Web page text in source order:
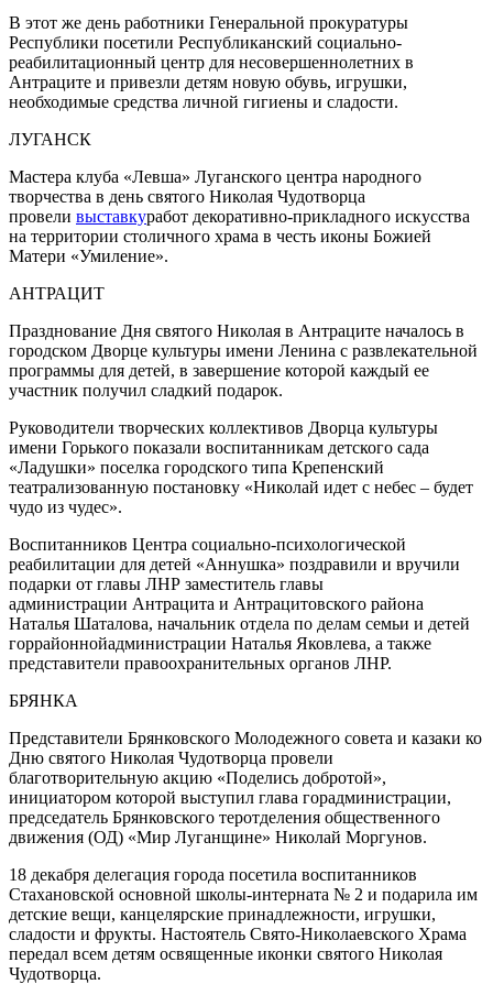
В этот же день работники Генеральной прокуратуры
Республики посетили Республиканский социально-
реабилитационный центр для несовершеннолетних в
Антраците и привезли детям новую обувь, игрушки,
необходимые средства личной гигиены и сладости.
ЛУГАНСК
Мастера клуба «Левша» Луганского центра народного
творчества в день святого Николая Чудотворца
провели выставкуработ декоративно-прикладного искусства
на территории столичного храма в честь иконы Божией
Матери «Умиление».
АНТРАЦИТ
Празднование Дня святого Николая в Антраците началось в
городском Дворце культуры имени Ленина с развлекательной
программы для детей, в завершение которой каждый ее
участник получил сладкий подарок.
Руководители творческих коллективов Дворца культуры
имени Горького показали воспитанникам детского сада
«Ладушки» поселка городского типа Крепенский
театрализованную постановку «Николай идет с небес – будет
чудо из чудес».
Воспитанников Центра социально-психологической
реабилитации для детей «Аннушка» поздравили и вручили
подарки от главы ЛНР заместитель главы
администрации Антрацита и Антрацитовского района
Наталья Шаталова, начальник отдела по делам семьи и детей
горрайоннойадминистрации Наталья Яковлева, а также
представители правоохранительных органов ЛНР.
БРЯНКА
Представители Брянковского Молодежного совета и казаки ко
Дню святого Николая Чудотворца провели
благотворительную акцию «Поделись добротой»,
инициатором которой выступил глава горадминистрации,
председатель Брянковского теротделения общественного
движения (ОД) «Мир Луганщине» Николай Моргунов.
18 декабря делегация города посетила воспитанников
Стахановской основной школы-интерната № 2 и подарила им
детские вещи, канцелярские принадлежности, игрушки,
сладости и фрукты. Настоятель Свято-Николаевского Храма
передал всем детям освященные иконки святого Николая
Чудотворца.